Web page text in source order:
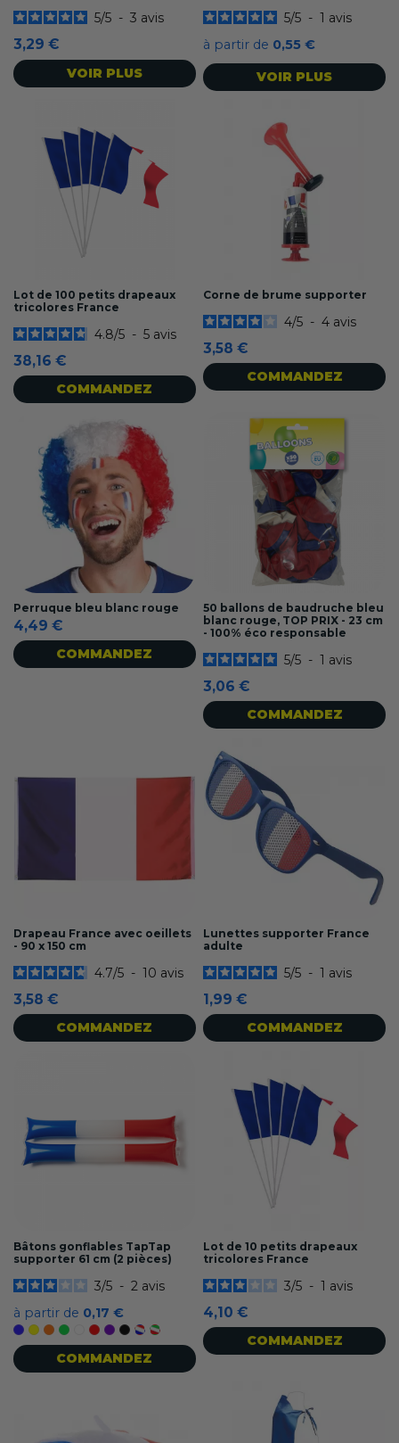
5/5 - 3 avis
3,29 €
VOIR PLUS
5/5 - 1 avis
à partir de 0,55 €
VOIR PLUS
Lot de 100 petits drapeaux
tricolores France
4.8/5 - 5 avis
38,16 €
COMMANDEZ
Corne de brume supporter
4/5 - 4 avis
3,58 €
COMMANDEZ
Perruque bleu blanc rouge
4,49 €
COMMANDEZ
50 ballons de baudruche bleu
blanc rouge, TOP PRIX - 23 cm
- 100% éco responsable
5/5 - 1 avis
3,06 €
COMMANDEZ
Drapeau France avec oeillets
- 90 x 150 cm
4.7/5 - 10 avis
3,58 €
COMMANDEZ
Lunettes supporter France
adulte
5/5 - 1 avis
1,99 €
COMMANDEZ
Bâtons gonflables TapTap
supporter 61 cm (2 pièces)
3/5 - 2 avis
à partir de 0,17 €
BleuJauneOrange
Vert Blanc
Rouge
Violet
NoirTricolore France
Tricolore Italy
COMMANDEZ
Lot de 10 petits drapeaux
tricolores France
3/5 - 1 avis
4,10 €
COMMANDEZ